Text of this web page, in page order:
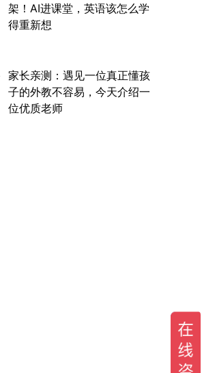
架！AI进课堂，英语该怎么学
得重新想
家长亲测：遇见一位真正懂孩
子的外教不容易，今天介绍一
位优质老师